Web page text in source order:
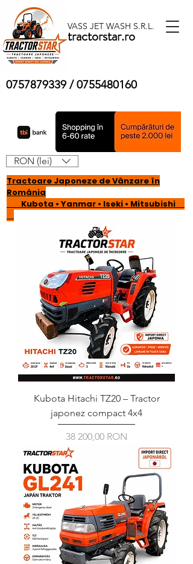
VASS JET WASH S.R.L.
tractorstar.ro
0757879339 /0755480160
Tractoare Japoneze de Vânzare în
România
Kubota • Yanmar • Iseki • Mitsubishi
Bejelentkezés / Regisztráció
RON (lei)
Kubota Hitachi TZ20 – Tractor
japonez compact 4x4
Ár
38 200,00 RON